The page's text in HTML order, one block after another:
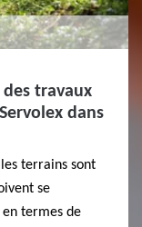
des travaux
dans
terrains sont
se
termes de